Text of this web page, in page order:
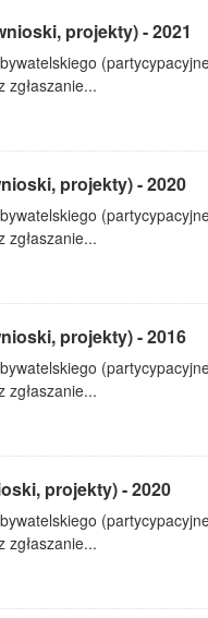
projekty) - 2021
projekty) - 2020
projekty) - 2016
projekty) - 2020